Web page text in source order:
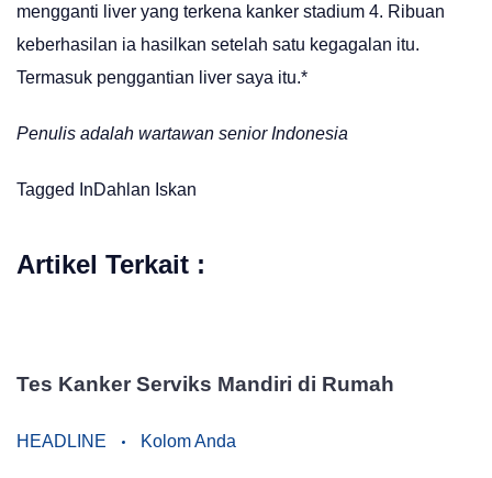
mengganti liver yang terkena kanker stadium 4. Ribuan
keberhasilan ia hasilkan setelah satu kegagalan itu.
Termasuk penggantian liver saya itu.*
Penulis adalah wartawan senior Indonesia
Tagged InDahlan Iskan
Artikel Terkait :
Tes Kanker Serviks Mandiri di Rumah
HEADLINE Kolom Anda